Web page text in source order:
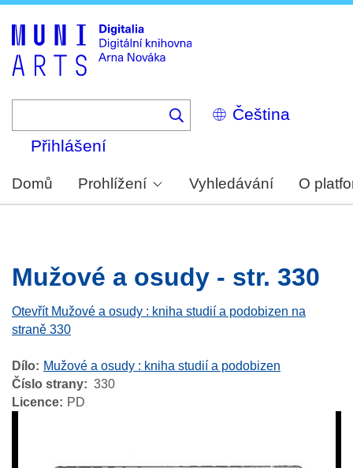
Select
your
Přihlášení
Domů Prohlížení Vyhledávání O
Mužové a osudy - str. 330
Otevřít Mužové a osudy : kniha studií a podobizen na
straně 330
Dílo
Mužové a osudy : kniha studií a podobizen
Číslo strany
330
Licence
PD